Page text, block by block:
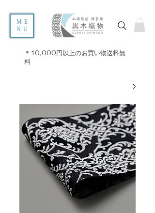
ME
NU
＊10,000円以上のお買い物送料無
料